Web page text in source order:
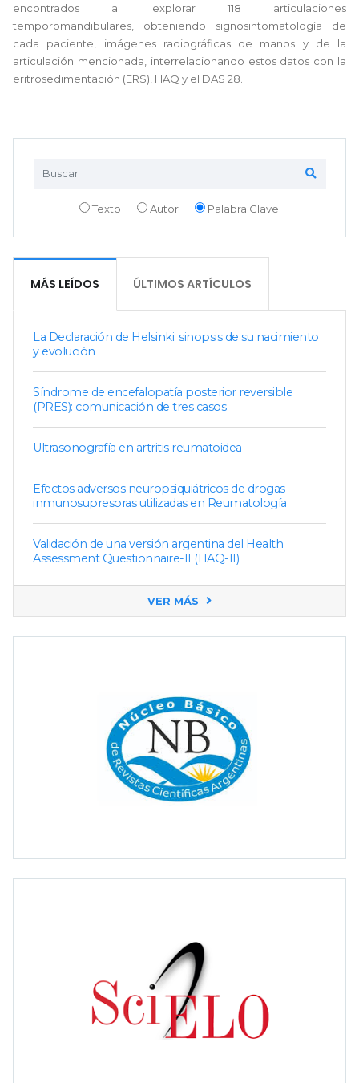
Texto Autor Palabra Clave
MÁS LEÍDOS ÚLTIMOS ARTÍCULOS
La Declaración de Helsinki: sinopsis de su nacimiento
y evolución
Síndrome de encefalopatía posterior reversible
(PRES): comunicación de tres casos
Ultrasonografía en artritis reumatoidea
Efectos adversos neuropsiquiátricos de drogas
inmunosupresoras utilizadas en Reumatología
Validación de una versión argentina del Health
Assessment Questionnaire-II (HAQ-II)
VER MÁS
encontrados al explorar 118 articulaciones
temporomandibulares, obteniendo signosintomatología de
cada paciente, imágenes radiográficas de manos y de la
articulación mencionada, interrelacionando estos datos con la
eritrosedimentación (ERS), HAQ y el DAS 28.